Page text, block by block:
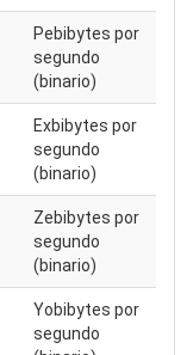
Pebibytes por
segundo
(binario)
Exbibytes por
segundo
(binario)
Zebibytes por
segundo
(binario)
Yobibytes por
segundo